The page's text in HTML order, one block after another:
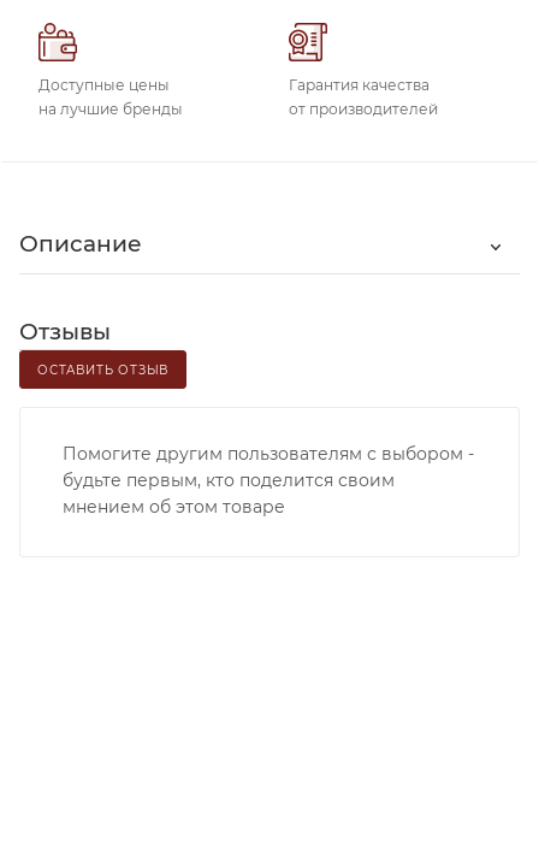
Доступные цены
на лучшие бренды
Гарантия качества
от производителей
Описание
Отзывы
ОСТАВИТЬ ОТЗЫВ
Помогите другим пользователям с выбором -
будьте первым, кто поделится своим
мнением об этом товаре